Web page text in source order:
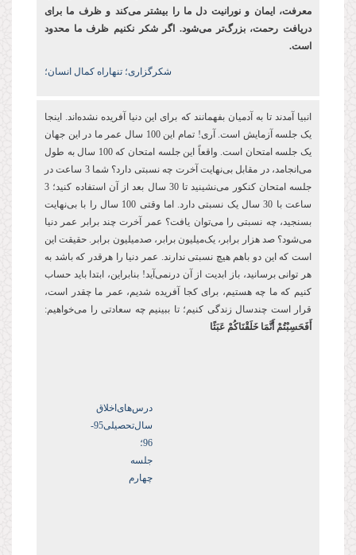
معرفت، ایمان و نورانیت دل ما را بیشتر می‌کند و ظرف ما برای
دریافت رحمت، بزرگ‌تر می‌شود. اگر شکر نکنیم ظرف ما محدود
است.
شکرگزاری؛ تنهاراه کمال انسان؛
انبیا آمدند تا به آدمیان بفهمانند که برای این دنیا آفریده نشده‌اند. اینجا
یک جلسه آزمایش است. آری! تمام این 100 سال عمر ما در این جهان
یک جلسه امتحان است. واقعاً این جلسه امتحان که 100 سال به طول
می‌انجامد، در مقابل بی‌نهایت آخرت چه نسبتی دارد؟ شما 3 ساعت در
جلسه امتحان کنکور می‌نشینید تا 30 سال بعد از آن استفاده کنید؛ 3
ساعت با 30 سال یک نسبتی دارد. اما وقتی 100 سال را با بی‌نهایت
بسنجید، چه نسبتی را می‌توان یافت؟ عمر آخرت چند برابر عمر دنیا
می‌شود؟ صد هزار برابر، یک‌میلیون برابر، صدمیلیون برابر. حقیقت این
است که این دو باهم هیچ نسبتی ندارند. عمر دنیا را هرقدر که باشد به
هر توانی برسانید، باز ابدیت از آن درنمی‌آید! بنابراین، ابتدا باید حساب
کنیم که ما چه هستیم، برای کجا آفریده شدیم، عمر ما چقدر است،
قرار است چندسال زندگی کنیم؛ تا ببینیم چه سعادتی را می‌خواهیم:
أَفَحَسِبْتُمْ أَنَّمَا خَلَقْنَاكُمْ عَبَثًا
درس‌های‌اخلاق
سال‌تحصیلی‌95-
96؛
جلسه
چهارم